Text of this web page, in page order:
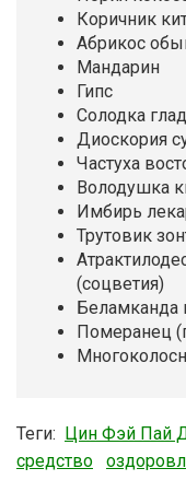
Коричник
Абрикос
Мандарин
Гипс
Солодка
Диоскория
Частуха
Володушка
Имбирь
Трутовик
(соцветия)
Беламканда
Померанец
Теги: Цин Фэй Пай
средство